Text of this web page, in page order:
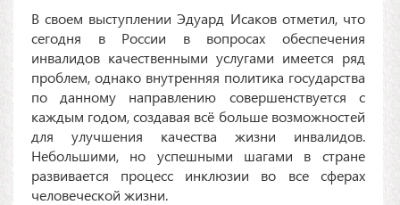
В своем выступлении Эдуард Исаков отметил, что
сегодня в России в вопросах обеспечения
инвалидов качественными услугами имеется ряд
проблем, однако внутренняя политика государства
по данному направлению совершенствуется с
каждым годом, создавая всё больше возможностей
для улучшения качества жизни инвалидов.
Небольшими, но успешными шагами в стране
развивается процесс инклюзии во все сферах
человеческой жизни.